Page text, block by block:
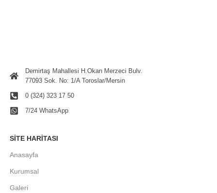
Demirtaş Mahallesi H.Okan Merzeci Bulv.
77093 Sok. No: 1/A Toroslar/Mersin
0 (324) 323 17 50
7/24 WhatsApp
SITE HARITASI
Anasayfa
Kurumsal
Galeri